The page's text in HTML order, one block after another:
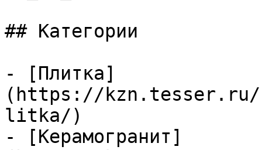
## Категории
- [Плитка]
(https://kzn.tesser.ru/
litka/)
- [Керамогранит]